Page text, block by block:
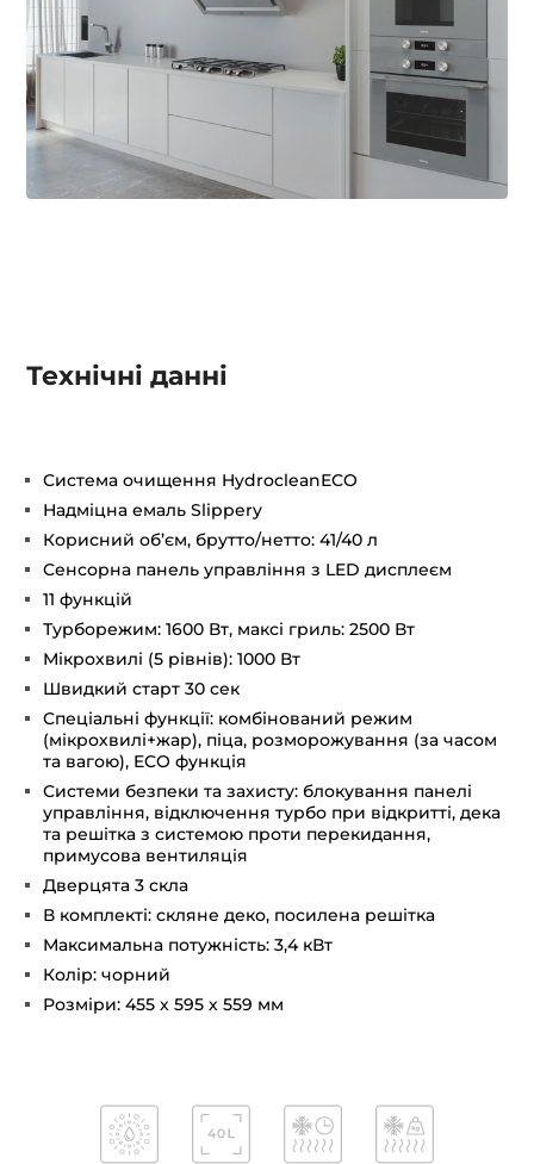
Технічні данні
Система очищення HydrocleanЕСO
Надміцна емаль Slippery
Корисний об’єм, брутто/нетто: 41/40 л
Сенсорна панель управління з LED дисплеєм
11 функцій
Турборежим: 1600 Вт, максі гриль: 2500 Вт
Мікрохвилі (5 рівнів): 1000 Вт
Швидкий старт 30 сек
Спеціальні функції: комбінований режим
(мікрохвилі+жар), піца, розморожування (за часом
та вагою), ECO функція
Системи безпеки та захисту: блокування панелі
управління, відключення турбо при відкритті, дека
та решітка з системою проти перекидання,
примусова вентиляція
Дверцята 3 скла
В комплекті: скляне деко, посилена решітка
Максимальна потужність: 3,4 кВт
Колір: чорний
Розміри: 455 х 595 х 559 мм